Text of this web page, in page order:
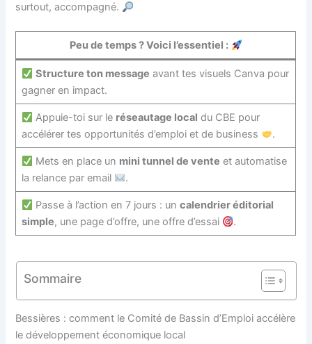
surtout, accompagné.
Peu de temps ? Voici l’essentiel :
Structure ton message avant tes visuels Canva pour
gagner en impact.
Appuie-toi sur le réseautage local du CBE pour
accélérer tes opportunités d’emploi et de business
.
Mets en place un mini tunnel de vente et automatise
la relance par email
.
Passe à l’action en 7 jours : uncalendrier éditorial
simple, une page d’offre, une offre d’essai .
Sommaire
Bessières : comment le Comité de Bassin d’Emploi accélère
le développement économique local